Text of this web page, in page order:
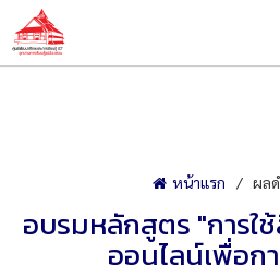
หน้าแรก ผล
อบรมหลักสูตร "การใ
ออนไลน์เพื่อก